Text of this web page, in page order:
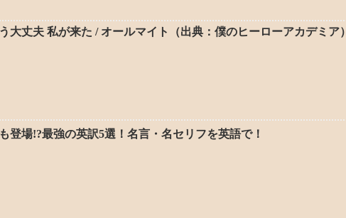
大丈夫 私が来た / オールマイト（出典：僕のヒーローアカデミア）
登場!?最強の英訳5選！名言・名セリフを英語で！